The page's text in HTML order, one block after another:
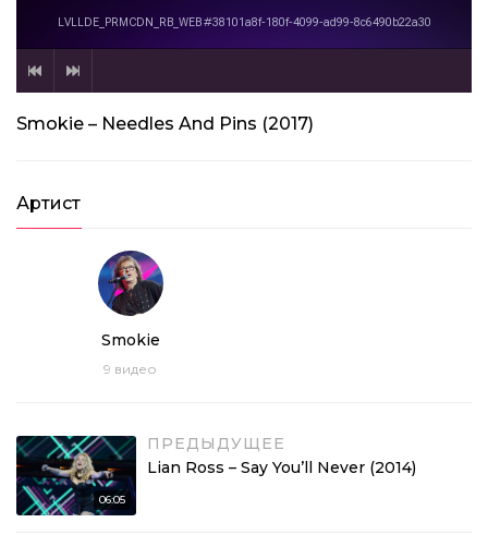
Smokie – Needles And Pins (2017)
Артист
Smokie
9 видео
06:05
ПРЕДЫДУЩЕЕ
Lian Ross – Say You’ll Never (2014)